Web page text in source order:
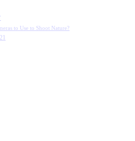
to Use to Shoot Nature?